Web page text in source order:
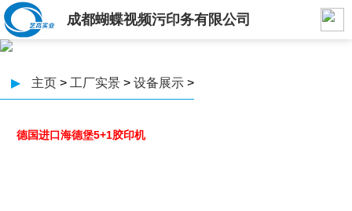
成都蝴蝶视频污印务有限公司
▶ 主页 > 工厂实景 > 设备展示 >
德国进口海德堡5+1胶印机